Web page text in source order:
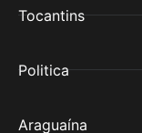
Tocantins
Politica
Araguaína